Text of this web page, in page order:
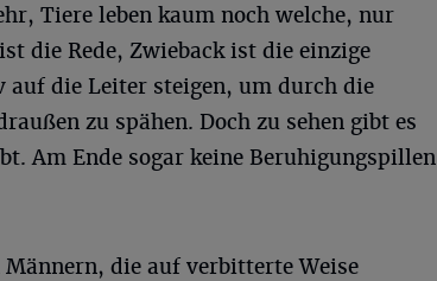
Tiere leben kaum noch welche, nur
die Rede, Zwieback ist die einzige
auf die Leiter steigen, um durch die
zu spähen. Doch zu sehen gibt es
Am Ende sogar keine Beruhigungspillen
die auf verbitterte Weise